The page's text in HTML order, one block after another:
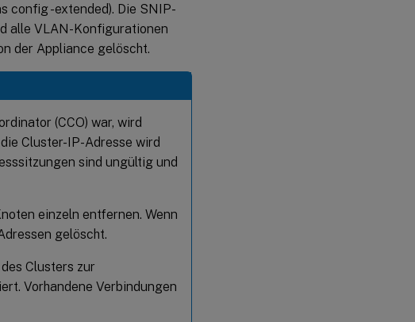
config -extended). Die SNIP-
alle VLAN-Konfigurationen
der Appliance gelöscht.
(CCO) war, wird
Cluster-IP-Adresse wird
sind ungültig und
einzeln entfernen. Wenn
gelöscht.
Clusters zur
Vorhandene Verbindungen